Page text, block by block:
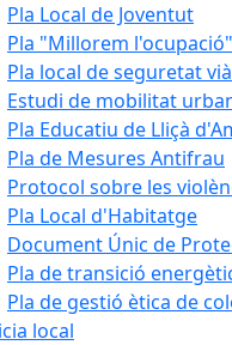
Pla Local de Joventut
Pla "Millorem l'ocupació"
Pla local de seguretat
Estudi de mobilitat
Pla Educatiu de Lliçà
Pla de Mesures Antifrau
Protocol sobre les
Pla Local d'Habitatge
Document Únic de
Pla de transició
Pla de gestió ètica de
local